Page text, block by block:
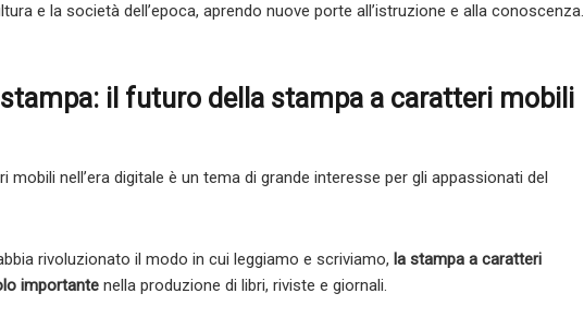
e la società dell’epoca, aprendo nuove porte all’istruzione e alla conoscenza.
il futuro della stampa a caratteri mobili
mobili nell’era digitale è un tema di grande interesse per gli appassionati del
rivoluzionato il modo in cui leggiamo e scriviamo, la stampa a caratteri
importante nella produzione di libri, riviste e giornali.